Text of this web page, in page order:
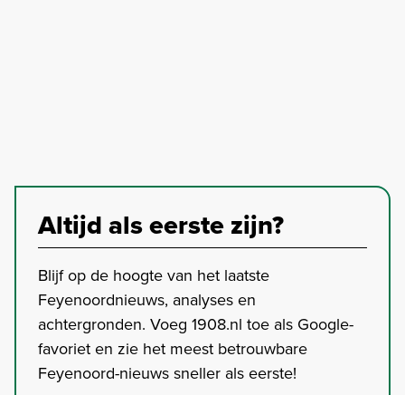
Altijd als eerste zijn?
Blijf op de hoogte van het laatste
Feyenoordnieuws, analyses en
achtergronden. Voeg 1908.nl toe als Google-
favoriet en zie het meest betrouwbare
Feyenoord-nieuws sneller als eerste!